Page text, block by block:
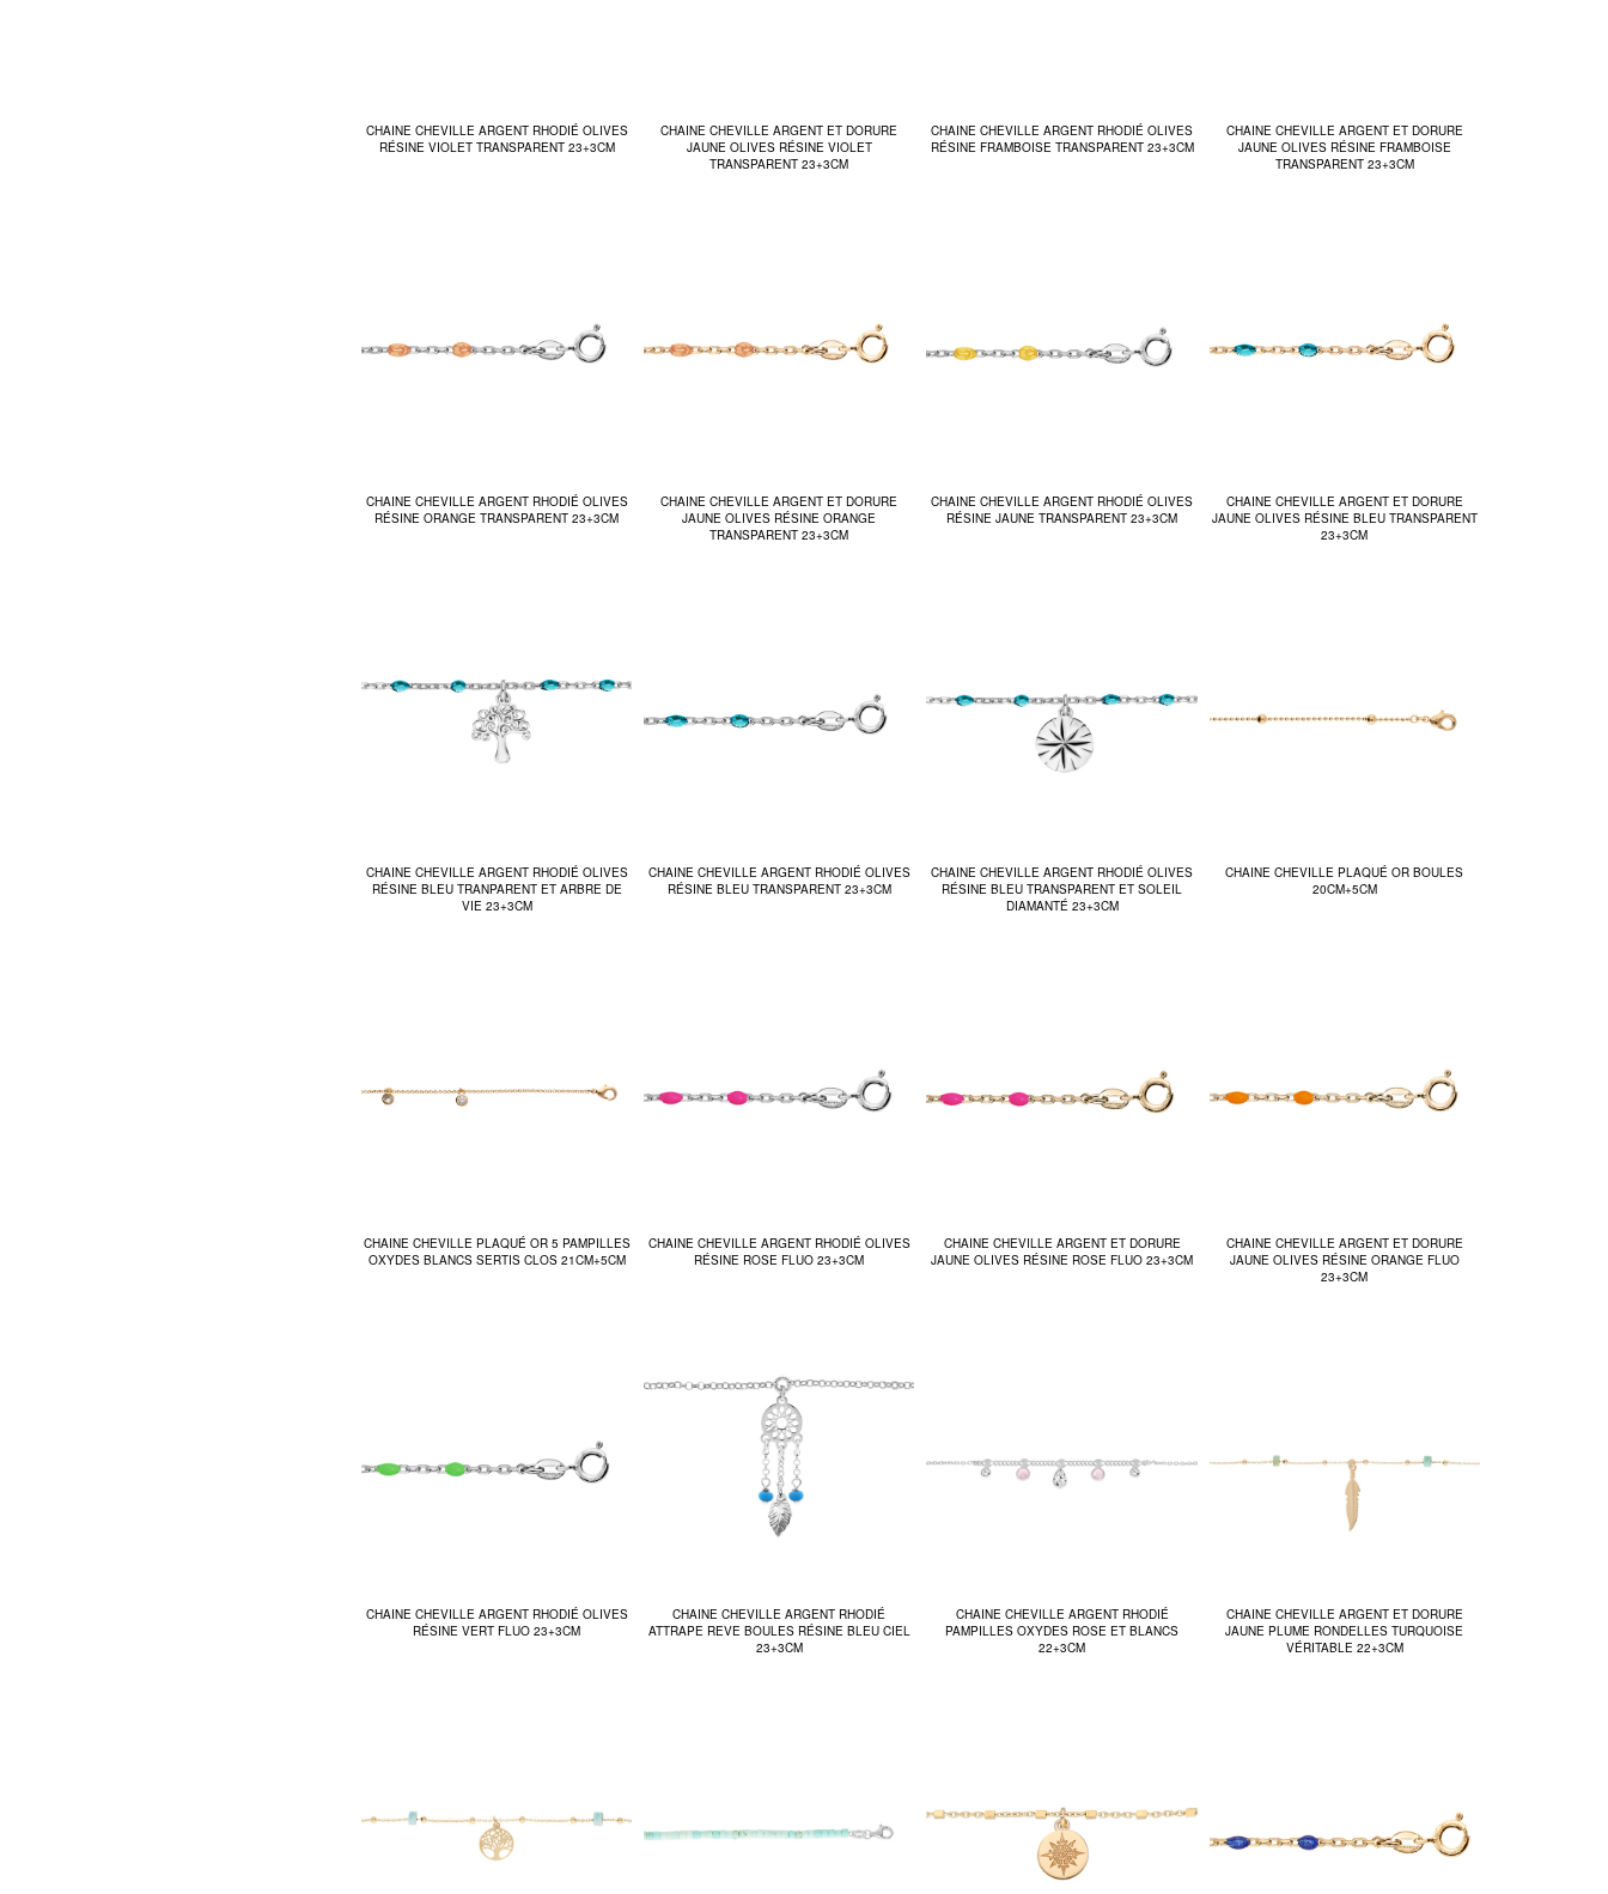
CHAINE CHEVILLE ARGENT RHODIÉ OLIVES
RÉSINE VIOLET TRANSPARENT 23+3CM
CHAINE CHEVILLE ARGENT ET DORURE
JAUNE OLIVES RÉSINE VIOLET
TRANSPARENT 23+3CM
CHAINE CHEVILLE ARGENT RHODIÉ OLIVES
RÉSINE FRAMBOISE TRANSPARENT 23+3CM
CHAINE CHEVILLE ARGENT ET DORURE
JAUNE OLIVES RÉSINE FRAMBOISE
TRANSPARENT 23+3CM
CHAINE CHEVILLE ARGENT RHODIÉ OLIVES
RÉSINE ORANGE TRANSPARENT 23+3CM
CHAINE CHEVILLE ARGENT ET DORURE
JAUNE OLIVES RÉSINE ORANGE
TRANSPARENT 23+3CM
CHAINE CHEVILLE ARGENT RHODIÉ OLIVES
RÉSINE JAUNE TRANSPARENT 23+3CM
CHAINE CHEVILLE ARGENT ET DORURE
JAUNE OLIVES RÉSINE BLEU TRANSPARENT
23+3CM
CHAINE CHEVILLE ARGENT RHODIÉ OLIVES
RÉSINE BLEU TRANPARENT ET ARBRE DE
VIE 23+3CM
CHAINE CHEVILLE ARGENT RHODIÉ OLIVES
RÉSINE BLEU TRANSPARENT 23+3CM
CHAINE CHEVILLE ARGENT RHODIÉ OLIVES
RÉSINE BLEU TRANSPARENT ET SOLEIL
DIAMANTÉ 23+3CM
CHAINE CHEVILLE PLAQUÉ OR BOULES
20CM+5CM
CHAINE CHEVILLE PLAQUÉ OR 5 PAMPILLES
OXYDES BLANCS SERTIS CLOS 21CM+5CM
CHAINE CHEVILLE ARGENT RHODIÉ OLIVES
RÉSINE ROSE FLUO 23+3CM
CHAINE CHEVILLE ARGENT ET DORURE
JAUNE OLIVES RÉSINE ROSE FLUO 23+3CM
CHAINE CHEVILLE ARGENT ET DORURE
JAUNE OLIVES RÉSINE ORANGE FLUO
23+3CM
CHAINE CHEVILLE ARGENT RHODIÉ OLIVES
RÉSINE VERT FLUO 23+3CM
CHAINE CHEVILLE ARGENT RHODIÉ
ATTRAPE REVE BOULES RÉSINE BLEU CIEL
23+3CM
CHAINE CHEVILLE ARGENT RHODIÉ
PAMPILLES OXYDES ROSE ET BLANCS
22+3CM
CHAINE CHEVILLE ARGENT ET DORURE
JAUNE PLUME RONDELLES TURQUOISE
VÉRITABLE 22+3CM